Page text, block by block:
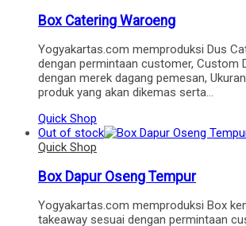
Box Catering Waroeng
Yogyakartas.com memproduksi Dus
dengan permintaan customer, Custom
dengan merek dagang pemesan,
produk yang akan dikemas serta…
Quick Shop
Out of stock
Quick Shop
Box Dapur Oseng Tempur
Yogyakartas.com memproduksi Box
takeaway sesuai dengan permintaan